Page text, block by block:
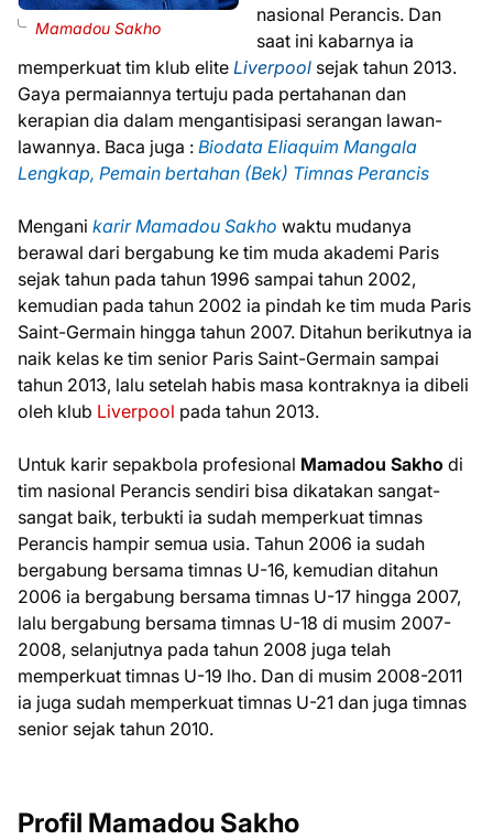
Mamadou Sakho
nasional Perancis. Dan
saat ini kabarnya ia
memperkuat tim klub elite Liverpool sejak tahun 2013.
Gaya permaiannya tertuju pada pertahanan dan
kerapian dia dalam mengantisipasi serangan lawan-
lawannya. Baca juga : Biodata Eliaquim Mangala
Lengkap, Pemain bertahan (Bek) Timnas Perancis
Mengani karir Mamadou Sakho waktu mudanya
berawal dari bergabung ke tim muda akademi Paris
sejak tahun pada tahun 1996 sampai tahun 2002,
kemudian pada tahun 2002 ia pindah ke tim muda Paris
Saint-Germain hingga tahun 2007. Ditahun berikutnya ia
naik kelas ke tim senior Paris Saint-Germain sampai
tahun 2013, lalu setelah habis masa kontraknya ia dibeli
oleh klub Liverpool pada tahun 2013.
Untuk karir sepakbola profesional Mamadou Sakho di
tim nasional Perancis sendiri bisa dikatakan sangat-
sangat baik, terbukti ia sudah memperkuat timnas
Perancis hampir semua usia. Tahun 2006 ia sudah
bergabung bersama timnas U-16, kemudian ditahun
2006 ia bergabung bersama timnas U-17 hingga 2007,
lalu bergabung bersama timnas U-18 di musim 2007-
2008, selanjutnya pada tahun 2008 juga telah
memperkuat timnas U-19 lho. Dan di musim 2008-2011
ia juga sudah memperkuat timnas U-21 dan juga timnas
senior sejak tahun 2010.
Profil Mamadou Sakho